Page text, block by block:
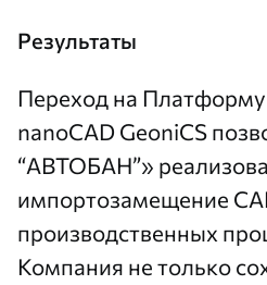
Результаты
Переход на
nanoCAD GeoniCS
“АВТОБАН”»
импортозамещение
производственных
Компания не только